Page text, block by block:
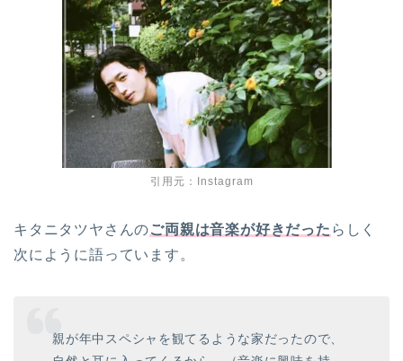
引用元：Instagram
キタニタツヤさんのご両親は音楽が好きだった らしく
次にように語っています。
親が年中スペシャを観てるような家だったので、